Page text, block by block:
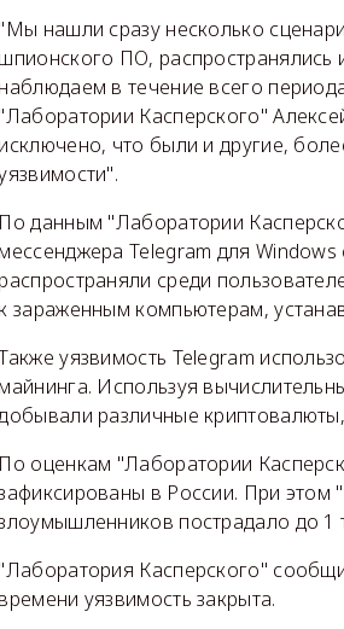
"Мы нашли сразу несколько
шпионского ПО,
наблюдаем в течение всего
"Лаборатории Касперского"
исключено, что были и другие,
По данным "Лаборатории
мессенджера Telegram для
распространяли среди
к зараженным компьютерам,
уязвимость Telegram
майнинга. Используя
различные
По оценкам "Лаборатории
в России. При этом
пострадало до 1
"Лаборатория Касперского"
времени уязвимость закрыта.